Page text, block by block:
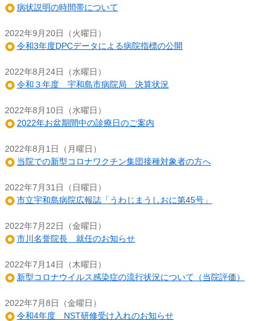
病状説明の時間帯について
2022年9月20日（火曜日）
令和3年度DPCデータによる病院指標の公開
2022年8月24日（水曜日）
令和３年度 宇和島市病院局 決算状況
2022年8月10日（水曜日）
2022年お盆期間中の診療日のご案内
2022年8月1日（月曜日）
当院での新型コロナワクチン集団接種対象者の方へ
2022年7月31日（日曜日）
市立宇和島病院広報誌「うわじまうしおに第45号」
2022年7月22日（金曜日）
市川名誉院長 就任のお知らせ
2022年7月14日（木曜日）
新型コロナウイルス感染症の流行状況について（当院評価）
2022年7月8日（金曜日）
令和4年度 NST研修受け入れのお知らせ